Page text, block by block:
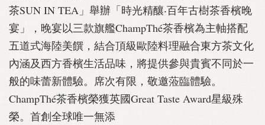
茶SUN IN TEA」舉辦「時光精釀‧百年古樹茶香檳晚
宴」，晚宴以三款旗艦ChampThé茶香檳為主軸搭配
五道式海陸美饌，結合頂級歐陸料理融合東方茶文化
內涵及西方香檳生活品味，將提供參與貴賓不同於一
般的味蕾新體驗。席次有限，敬邀蒞臨體驗。
ChampThé茶香檳榮獲英國Great Taste Award星級殊
榮。首創全球唯一無添